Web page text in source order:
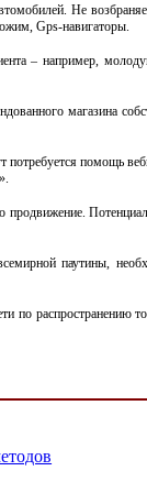
Не
Gps-навигаторы.
– например,
магазина
потребуется помощь
продвижение.
паутины,
по